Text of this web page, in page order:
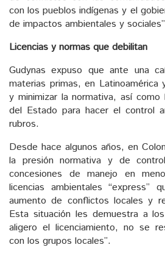
con los pueblos indígenas y el
de impactos ambientales y
Licencias y normas que debilitan
Gudynas expuso que ante una
materias primas, en Latinoamérica
y minimizar la normativa, así como
del Estado para hacer el control
rubros.
Desde hace algunos años, en
la presión normativa y de
concesiones de manejo en
licencias ambientales “express”
aumento de conflictos locales y
Esta situación les demuestra a
aligero el licenciamiento, no se
con los grupos locales”.